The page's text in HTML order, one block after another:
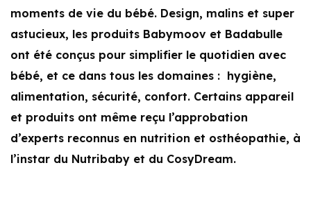
moments de vie du bébé. Design, malins et super
astucieux, les produits Babymoov et Badabulle
ont été conçus pour simplifier le quotidien avec
bébé, et ce dans tous les domaines : hygiène,
alimentation, sécurité, confort. Certains appareil
et produits ont même reçu l’approbation
d’experts reconnus en nutrition et osthéopathie, à
l’instar du Nutribaby et du CosyDream.